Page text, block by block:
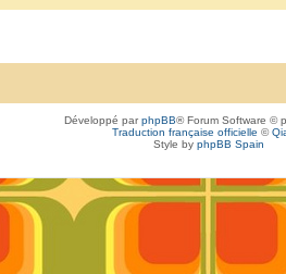
Développé parphpBB® Forum Software ©
Traduction française officielle ©
Style by phpBB Spain